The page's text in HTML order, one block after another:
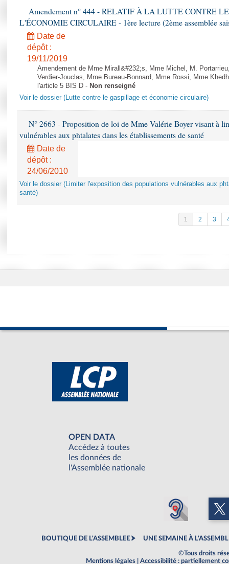
Amendement n° 444 - RELATIF À LA LUTTE CONTRE
L'ÉCONOMIE CIRCULAIRE - 1ère lecture (2ème assemblée
Date de
dépôt :
19/11/2019
Amendement de Mme Mirall&#232;s, Mme Michel, M.
Verdier-Jouclas, Mme Bureau-Bonnard, Mme Rossi, Mme
l'article 5 BIS D - Non renseigné
Voir le dossier (Lutte contre le gaspillage et économie circulaire)
N° 2663 - Proposition de loi de Mme Valérie Boyer visant à
vulnérables aux phtalates dans les établissements de santé
Date de
dépôt :
24/06/2010
Voir le dossier (Limiter l'exposition des populations vulnérables aux
santé)
1 2 3
OPEN DATA
Accédez à toutes
les données de
l'Assemblée nationale
BOUTIQUE DE L'ASSEMBLEE UNE SEMAINE À
©Tous droits
Mentions légales
Accessibilité : partiellement